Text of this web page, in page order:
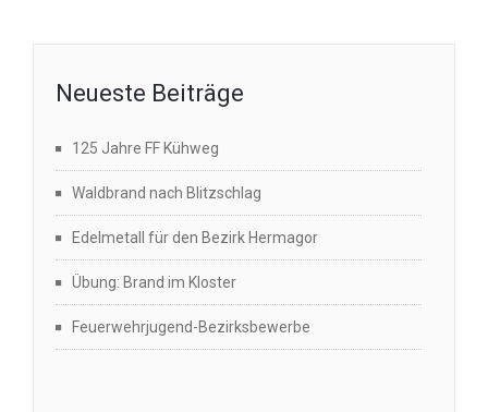
Neueste Beiträge
125 Jahre FF Kühweg
Waldbrand nach Blitzschlag
Edelmetall für den Bezirk Hermagor
Übung: Brand im Kloster
Feuerwehrjugend-Bezirksbewerbe